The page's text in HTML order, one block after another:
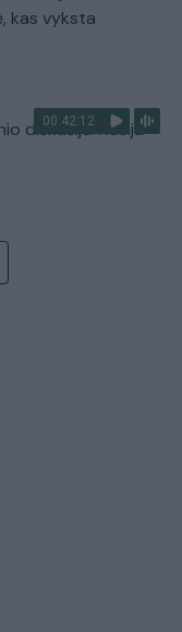
kas vyksta
00:42:12
diskusija: Rusija